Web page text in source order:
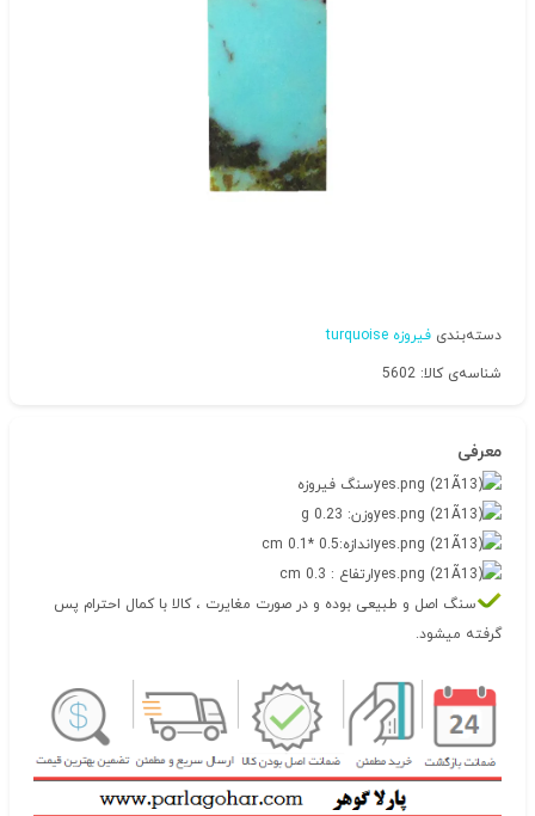
دسته‌بندی فیروزه turquoise
شناسه‌ی کالا: 5602
معرفی
سنگ فیروزه
وزن: 0.23 g
اندازه:0.5 *0.1 cm
ارتفاع : 0.3 cm
سنگ اصل و طبیعی بوده و در صورت مغایرت ، کالا با کمال احترام پس
گرفته میشود.